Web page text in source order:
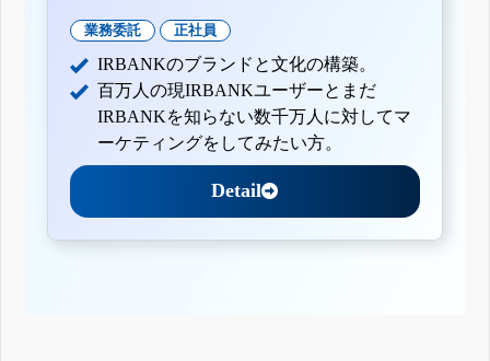
業務委託 正社員
IRBANKのブランドと文化の構築。
百万人の現IRBANKユーザーとまだ
IRBANKを知らない数千万人に対してマ
ーケティングをしてみたい方。
Detail